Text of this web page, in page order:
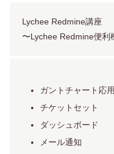
Lychee Redmine講座
〜Lychee Redmine便利
ガントチャート応
チケットセット
ダッシュボード
メール通知